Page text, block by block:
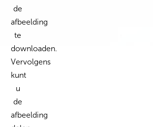
de
afbeelding
te
downloaden.
Vervolgens
kunt
u
de
afbeelding